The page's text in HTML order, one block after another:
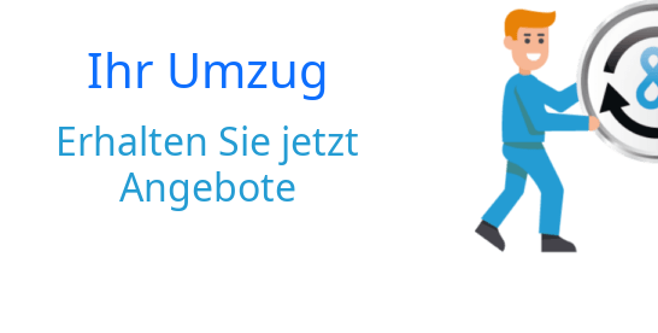
Ihr Umzug
Erhalten Sie jetzt
Angebote